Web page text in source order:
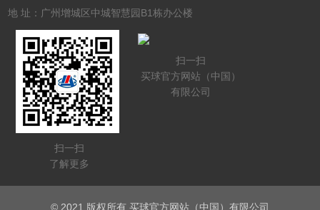
地 址：广州增城区中城智慧园B1栋办公楼
扫一扫
了解更多
扫一扫
买球官方网站（中国）
有限公司
© 2021 版权所有 买球官方网站（中国）有限公司